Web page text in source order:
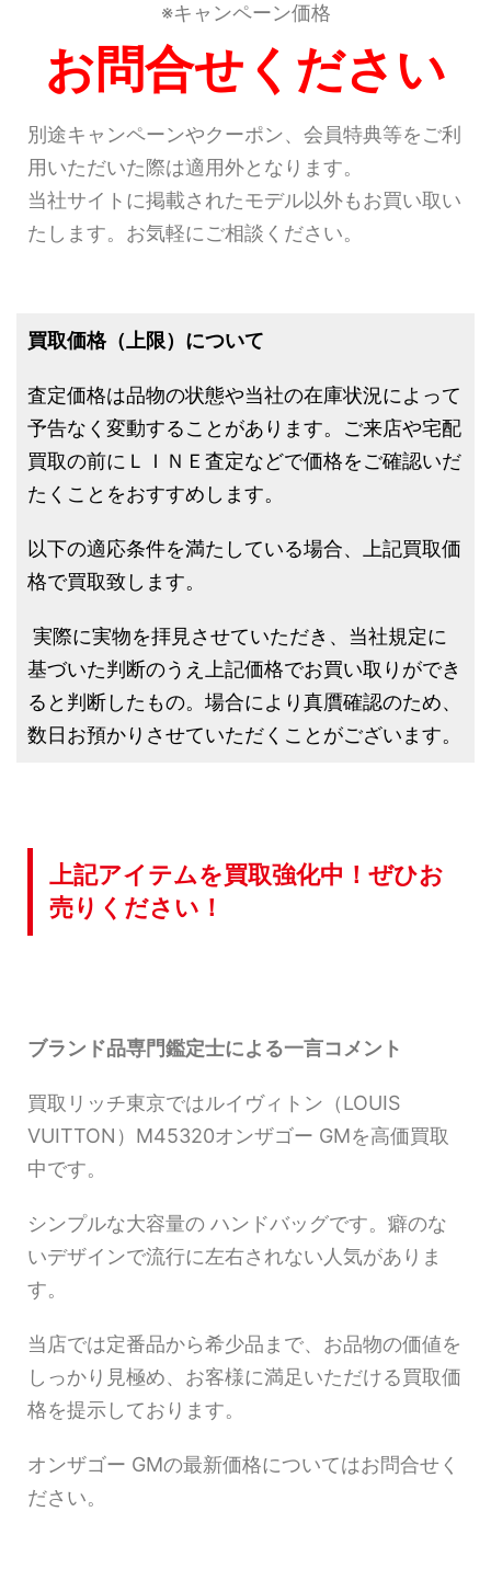
※キャンペーン価格
お問合せください
別途キャンペーンやクーポン、会員特典等をご利
用いただいた際は適用外となります。
当社サイトに掲載されたモデル以外もお買い取い
たします。お気軽にご相談ください。
買取価格（上限）について
査定価格は品物の状態や当社の在庫状況によって
予告なく変動することがあります。ご来店や宅配
買取の前にＬＩＮＥ査定などで価格をご確認いだ
たくことをおすすめします。
以下の適応条件を満たしている場合、上記買取価
格で買取致します。
実際に実物を拝見させていただき、当社規定に
基づいた判断のうえ上記価格でお買い取りができ
ると判断したもの。場合により真贋確認のため、
数日お預かりさせていただくことがございます。
上記アイテムを買取強化中！ぜひお
売りください！
ブランド品専門鑑定士による一言コメント
買取リッチ東京ではルイヴィトン（LOUIS
VUITTON）M45320オンザゴー GMを高価買取
中です。
シンプルな大容量の ハンドバッグです。癖のな
いデザインで流行に左右されない人気がありま
す。
当店では定番品から希少品まで、お品物の価値を
しっかり見極め、お客様に満足いただける買取価
格を提示しております。
オンザゴー GMの最新価格についてはお問合せく
ださい。